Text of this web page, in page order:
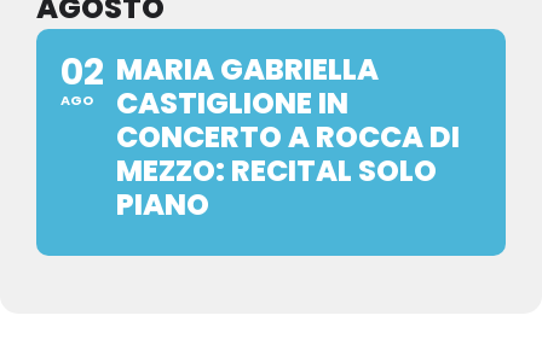
02
AGO
MARIA GABRIELLA
CASTIGLIONE IN
CONCERTO A ROCCA DI
MEZZO: RECITAL SOLO
PIANO